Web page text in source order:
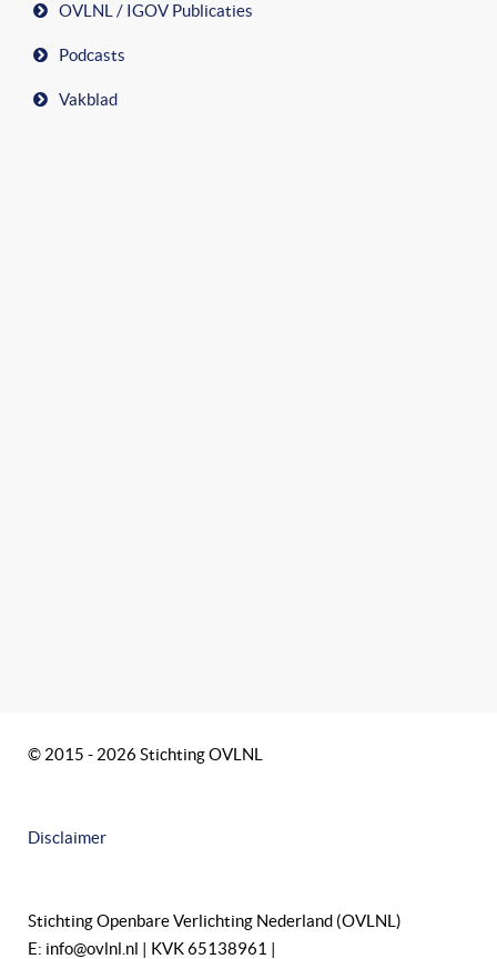
OVLNL / IGOV Publicaties
Podcasts
Vakblad
© 2015 - 2026 Stichting OVLNL
Disclaimer
Stichting Openbare Verlichting Nederland (OVLNL)
E: info@ovlnl.nl | KVK 65138961 |